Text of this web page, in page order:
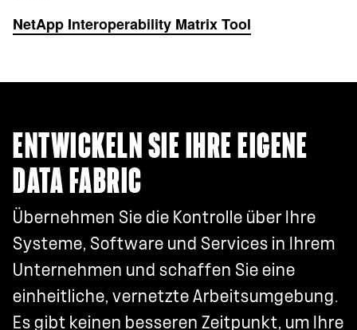
NetApp Interoperability Matrix Tool
ENTWICKELN SIE IHRE EIGENE
DATA FABRIC
Übernehmen Sie die Kontrolle über Ihre
Systeme, Software und Services in Ihrem
Unternehmen und schaffen Sie eine
einheitliche, vernetzte Arbeitsumgebung.
Es gibt keinen besseren Zeitpunkt, um Ihre